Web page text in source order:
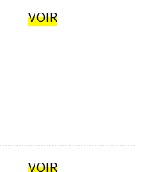
VOIR
VOIR